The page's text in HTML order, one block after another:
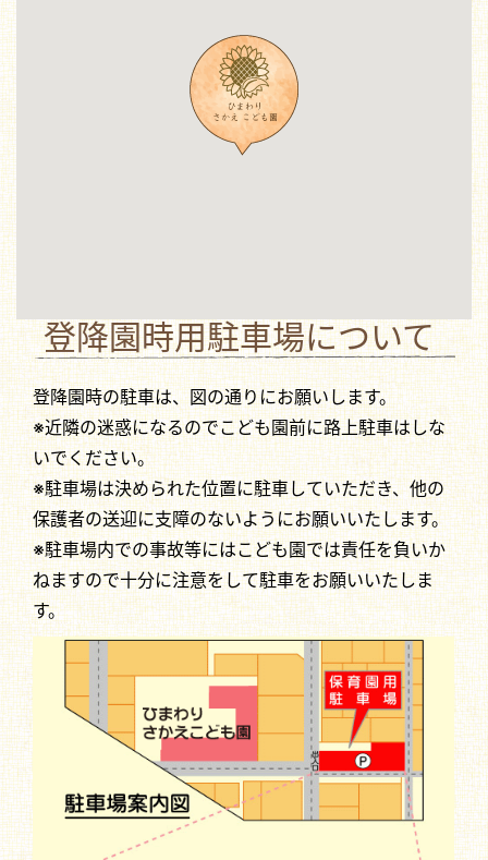
登降園時用駐車場について
登降園時の駐車は、図の通りにお願いします。
※近隣の迷惑になるのでこども園前に路上駐車はしな
いでください。
※駐車場は決められた位置に駐車していただき、他の
保護者の送迎に支障のないようにお願いいたします。
※駐車場内での事故等にはこども園では責任を負いか
ねますので十分に注意をして駐車をお願いいたしま
す。